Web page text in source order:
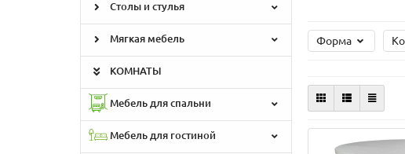
Столы и стулья
Мягкая мебель
КОМНАТЫ
Мебель для спальни
Мебель для гостиной
Форма